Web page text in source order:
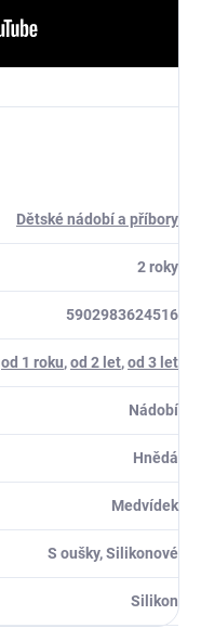
Dětské nádobí a příbory
2 roky
5902983624516
od 1 roku,od 2 let,od 3 let
Nádobí
Hnědá
Medvídek
S oušky, Silikonové
Silikon